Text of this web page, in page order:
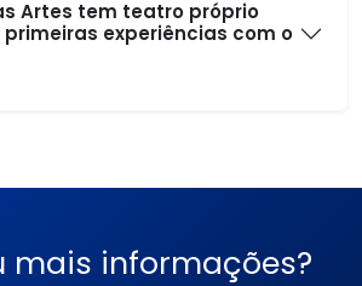
Artes tem teatro próprio
experiências com o
mais informações?